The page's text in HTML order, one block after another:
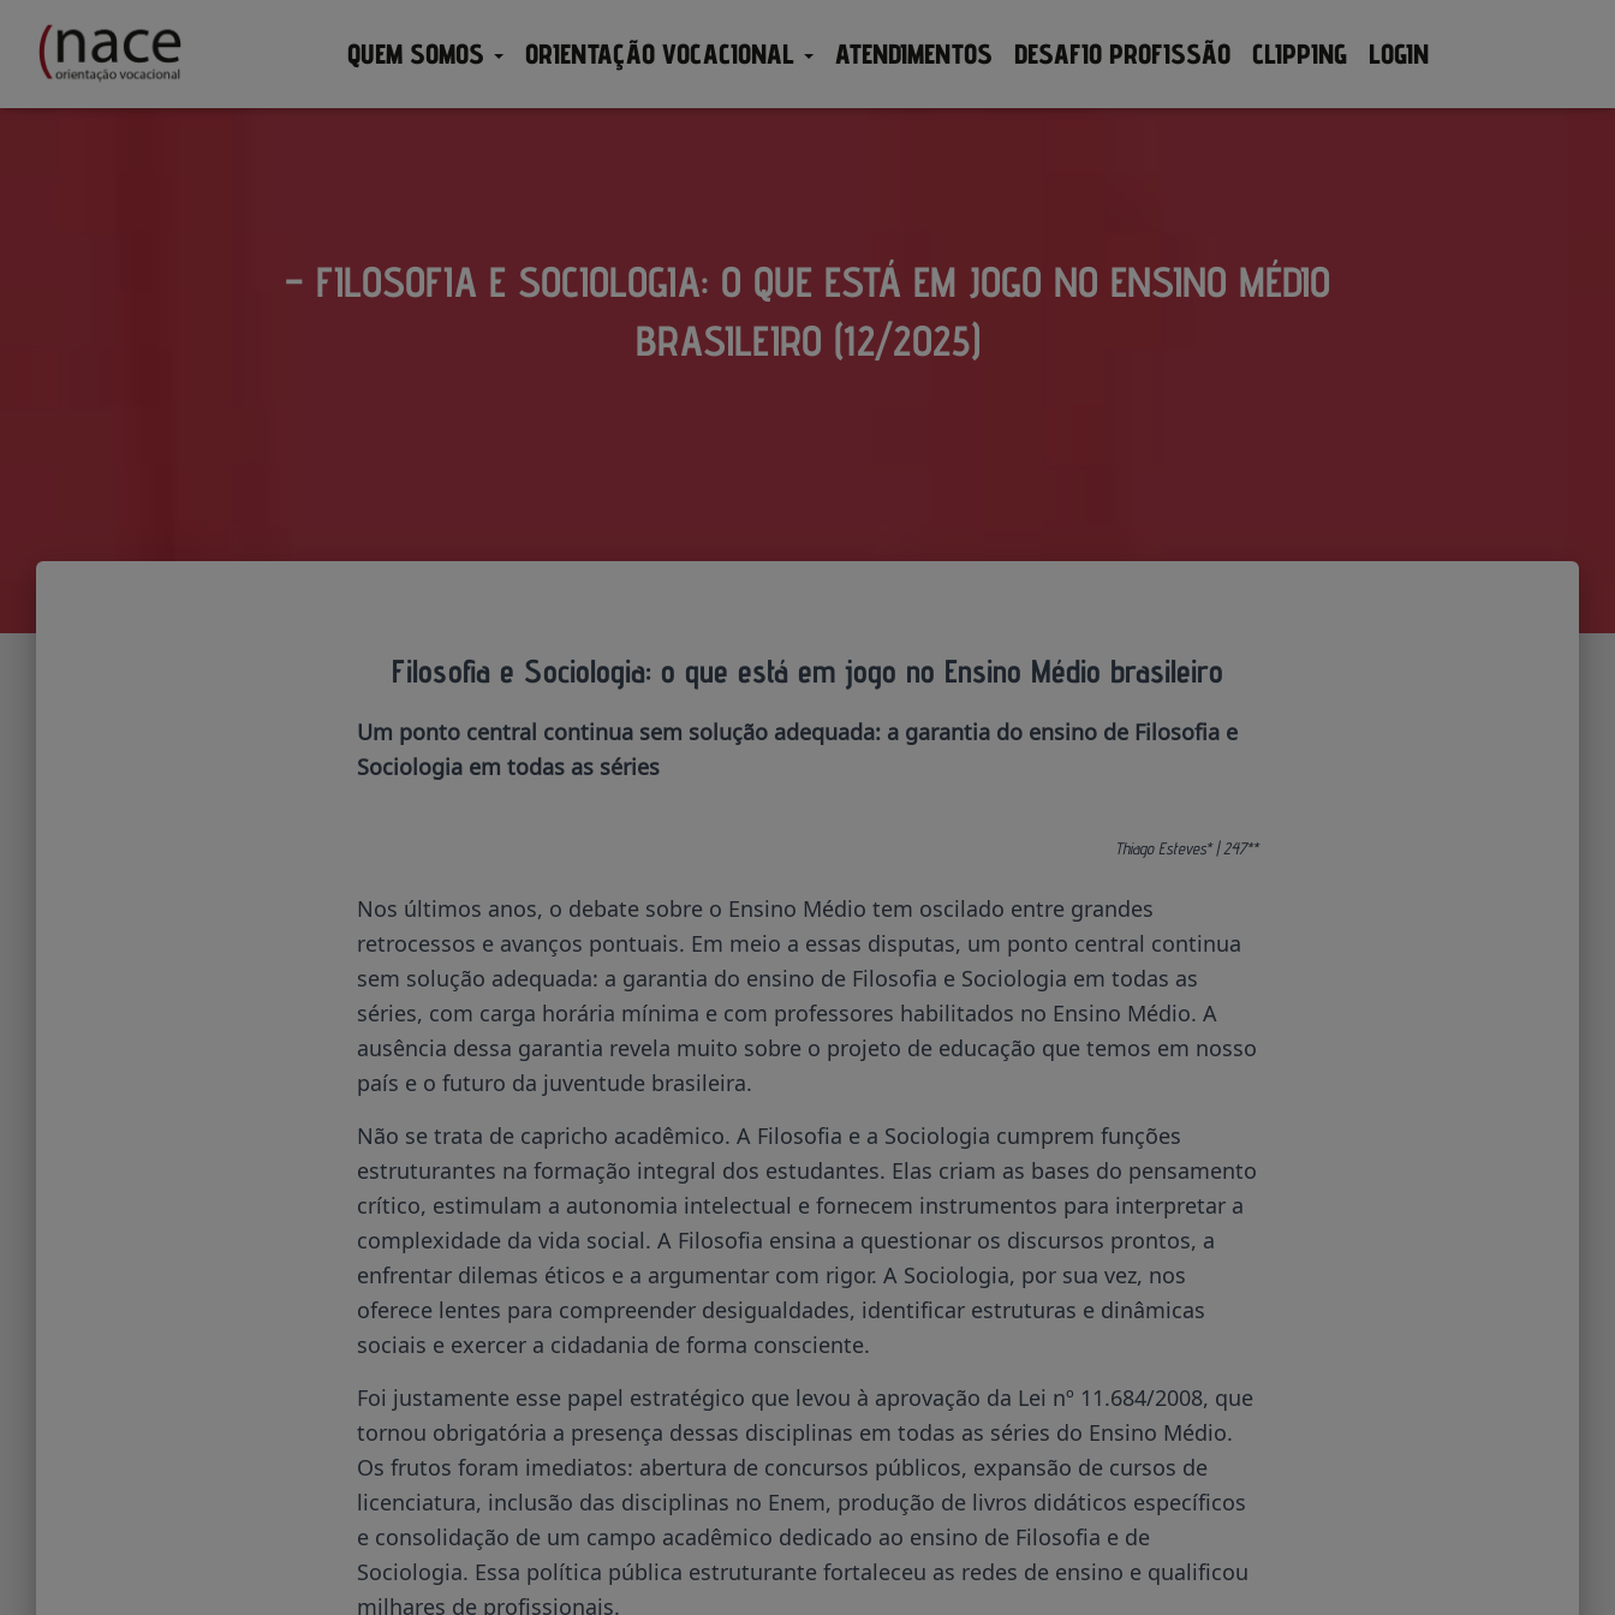
QUEM SOMOS ORIENTAÇÃO VOCACIONAL ATENDIMENTOS DESAFIO PROFISSÃO CLIPPING LOGIN
– FILOSOFIA E SOCIOLOGIA: O QUE ESTÁ EM JOGO NO ENSINO MÉDIO
BRASILEIRO (12/2025)
Filosofia e Sociologia: o que está em jogo no Ensino Médio brasileiro
Um ponto central continua sem solução adequada: a garantia do ensino de Filosofia e
Sociologia em todas as séries
Thiago Esteves* | 247**
Nos últimos anos, o debate sobre o Ensino Médio tem oscilado entre grandes
retrocessos e avanços pontuais. Em meio a essas disputas, um ponto central continua
sem solução adequada: a garantia do ensino de Filosofia e Sociologia em todas as
séries, com carga horária mínima e com professores habilitados no Ensino Médio. A
ausência dessa garantia revela muito sobre o projeto de educação que temos em nosso
país e o futuro da juventude brasileira.
Não se trata de capricho acadêmico. A Filosofia e a Sociologia cumprem funções
estruturantes na formação integral dos estudantes. Elas criam as bases do pensamento
crítico, estimulam a autonomia intelectual e fornecem instrumentos para interpretar a
complexidade da vida social. A Filosofia ensina a questionar os discursos prontos, a
enfrentar dilemas éticos e a argumentar com rigor. A Sociologia, por sua vez, nos
oferece lentes para compreender desigualdades, identificar estruturas e dinâmicas
sociais e exercer a cidadania de forma consciente.
Foi justamente esse papel estratégico que levou à aprovação da Lei nº 11.684/2008, que
tornou obrigatória a presença dessas disciplinas em todas as séries do Ensino Médio.
Os frutos foram imediatos: abertura de concursos públicos, expansão de cursos de
licenciatura, inclusão das disciplinas no Enem, produção de livros didáticos específicos
e consolidação de um campo acadêmico dedicado ao ensino de Filosofia e de
Sociologia. Essa política pública estruturante fortaleceu as redes de ensino e qualificou
milhares de profissionais.